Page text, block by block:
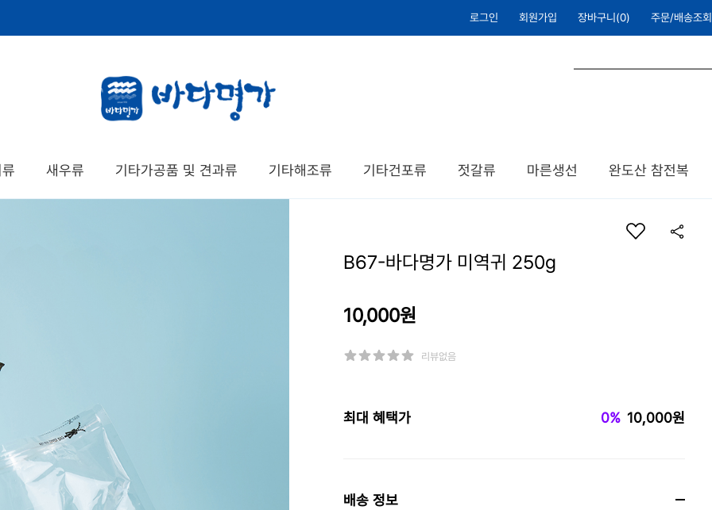
로그인 회원가입 장바구니(0) 주문/배송조회
새우류 기타가공품 및 견과류 기타해조류 기타건포류 젓갈류 마른생선 완도산 참전복
B67-바다명가 미역귀 250g
10,000원
리뷰없음
최대 혜택가 0% 10,000원
배송 정보